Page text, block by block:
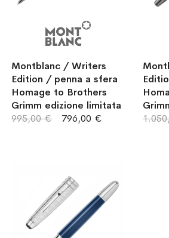
Montblanc / Writers
Edition / penna a sfera
Homage to Brothers
Grimm edizione limitata
796,00 €
995,00 €